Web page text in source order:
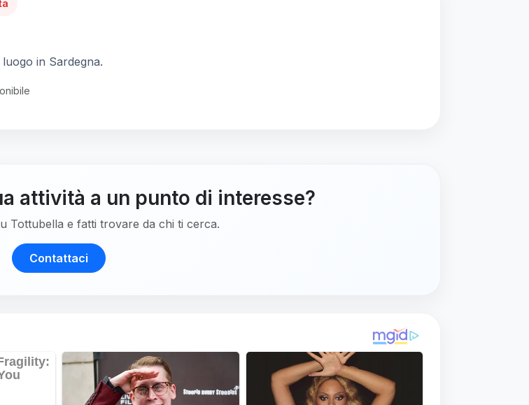
in Sardegna.
attività a un punto di interesse?
Tottubella e fatti trovare da chi ti cerca.
Contattaci